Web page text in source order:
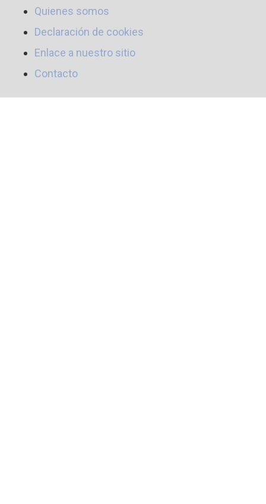
Quienes somos
Declaración de cookies
Enlace a nuestro sitio
Contacto